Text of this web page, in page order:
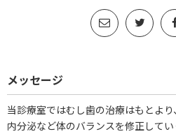
メッセージ
当診療室ではむし歯の治療はもとより
内分泌など体のバランスを修正して